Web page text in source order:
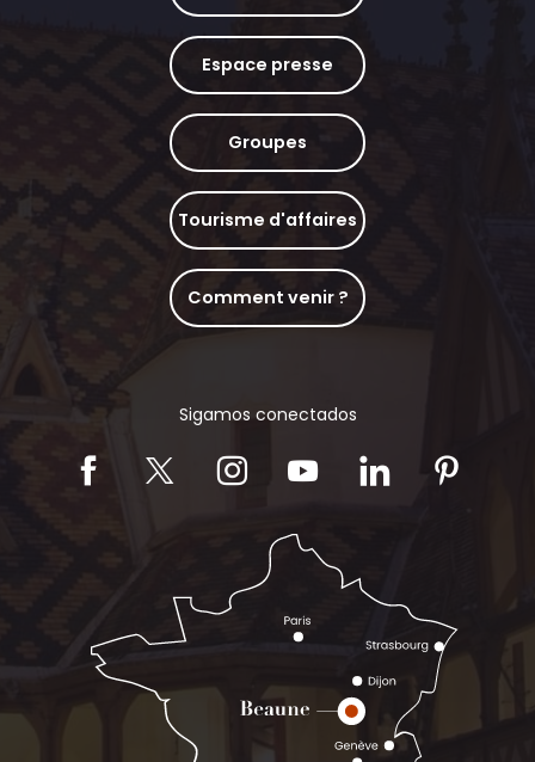
Espace presse
Groupes
Tourisme d'affaires
Comment venir ?
Sigamos conectados